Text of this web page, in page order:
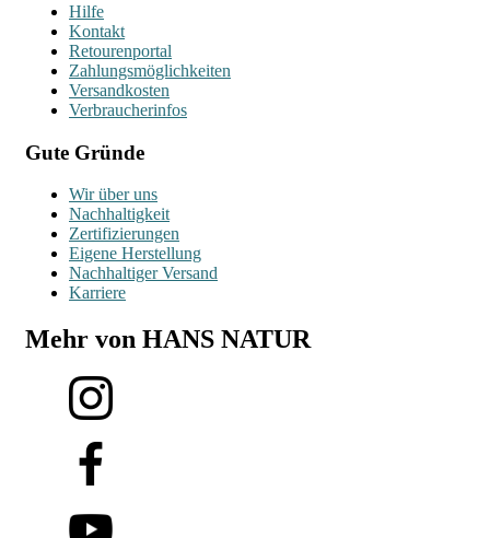
Hilfe
Kontakt
Retourenportal
Zahlungsmöglichkeiten
Versandkosten
Verbraucherinfos
Gute Gründe
Wir über uns
Nachhaltigkeit
Zertifizierungen
Eigene Herstellung
Nachhaltiger Versand
Karriere
Mehr von HANS NATUR